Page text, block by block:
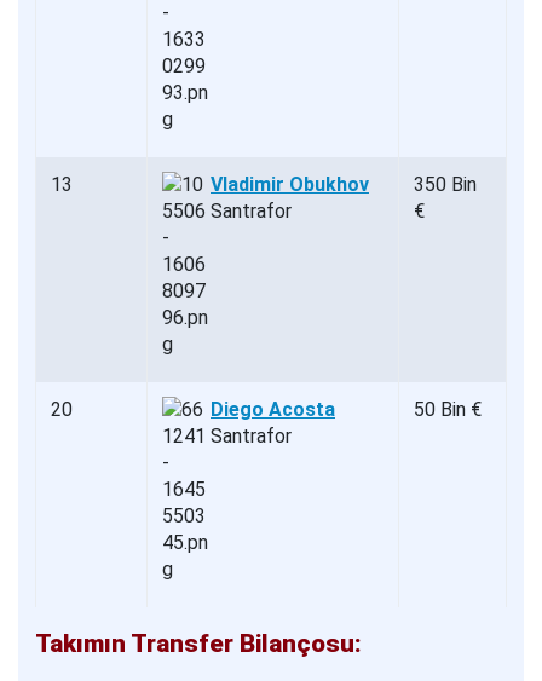
13
Vladimir Obukhov
Santrafor
350 Bin
€
20
Diego Acosta
Santrafor
50 Bin €
Takımın Transfer Bilançosu: